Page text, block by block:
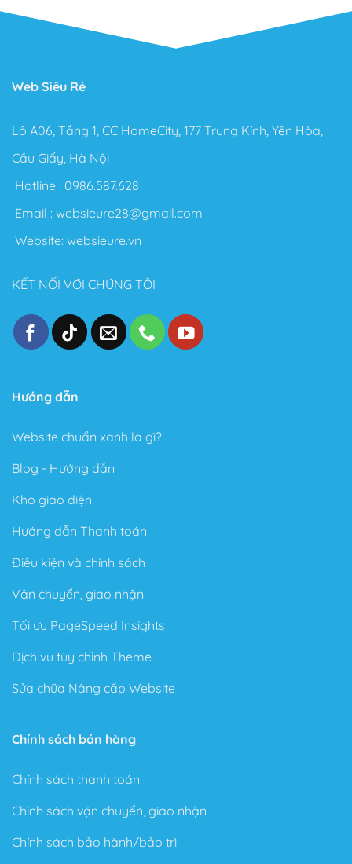
Web Siêu Rẻ
Lô A06, Tầng 1, CC HomeCity, 177 Trung Kính, Yên Hòa,
Cầu Giấy, Hà Nội
Hotline : 0986.587.628
Email : websieure28@gmail.com
Website: websieure.vn
KẾT NỐI VỚI CHÚNG TÔI
Hướng dẫn
Website chuẩn xanh là gì?
Blog - Hướng dẫn
Kho giao diện
Hướng dẫn Thanh toán
Điều kiện và chính sách
Vận chuyển, giao nhận
Tối ưu PageSpeed Insights
Dịch vụ tùy chỉnh Theme
Sửa chữa Nâng cấp Website
Chính sách bán hàng
Chính sách thanh toán
Chính sách vận chuyển, giao nhận
Chính sách bảo hành/bảo trì